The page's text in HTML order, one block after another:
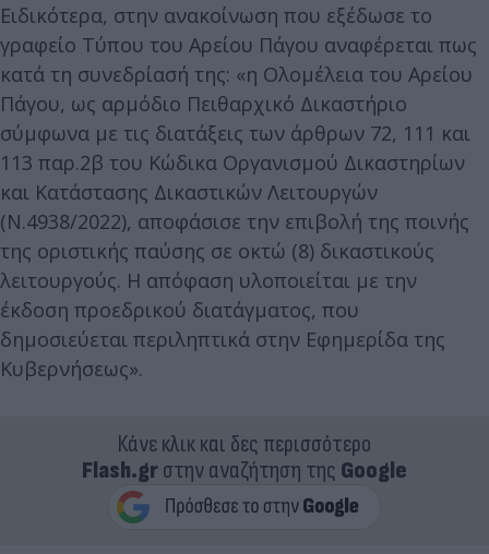
Ειδικότερα, στην ανακοίνωση που εξέδωσε το
γραφείο Τύπου του Αρείου Πάγου αναφέρεται πως
κατά τη συνεδρίασή της: «η Ολομέλεια του Αρείου
Πάγου, ως αρμόδιο Πειθαρχικό Δικαστήριο
σύμφωνα με τις διατάξεις των άρθρων 72, 111 και
113 παρ.2β του Κώδικα Οργανισμού Δικαστηρίων
και Κατάστασης Δικαστικών Λειτουργών
(Ν.4938/2022), αποφάσισε την επιβολή της ποινής
της οριστικής παύσης σε οκτώ (8) δικαστικούς
λειτουργούς. Η απόφαση υλοποιείται με την
έκδοση προεδρικού διατάγματος, που
δημοσιεύεται περιληπτικά στην Εφημερίδα της
Κυβερνήσεως».
Κάνε κλικ και δες περισσότερο
Flash.grστην αναζήτηση της Google